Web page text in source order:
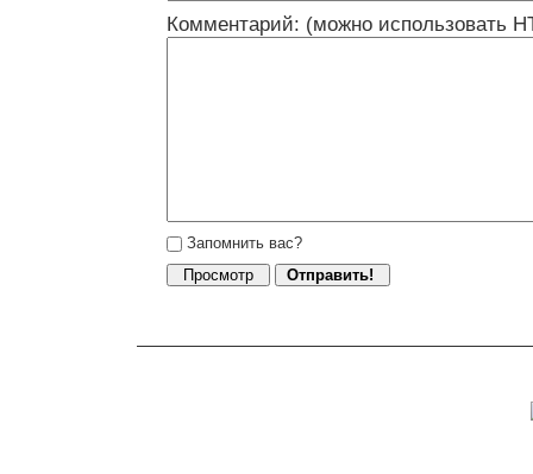
Комментарий: (можно использовать
Запомнить вас?